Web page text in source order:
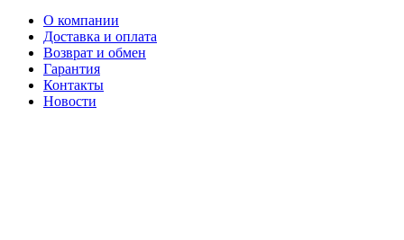
О компании
Доставка и оплата
Возврат и обмен
Гарантия
Контакты
Новости